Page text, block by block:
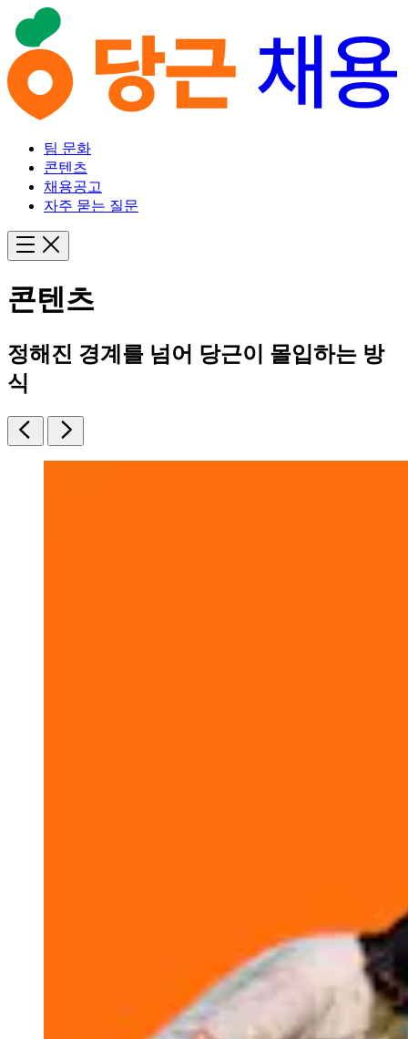
팀 문화
콘텐츠
채용공고
자주 묻는 질문
콘텐츠
정해진 경계를 넘어 당근이 몰입하는 방
식